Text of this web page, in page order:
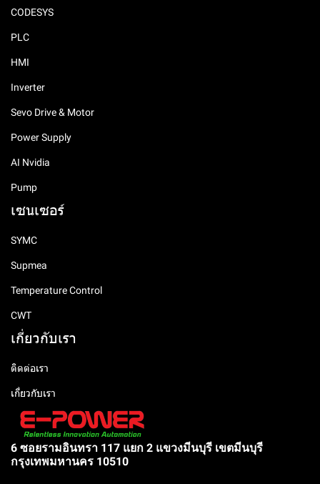
CODESYS
PLC
HMI
Inverter
Sevo Drive & Motor
Power Supply
AI Nvidia
Pump
เซนเซอร์
SYMC
Supmea
Temperature Control
CWT
เกี่ยวกับเรา
ติดต่อเรา
เกี่ยวกับเรา
6 ซอยรามอินทรา 117 แยก 2 แขวงมีนบุรี เขตมีนบุรี
กรุงเทพมหานคร 10510